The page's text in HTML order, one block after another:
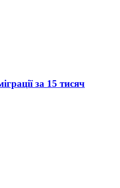
за 15 тисяч